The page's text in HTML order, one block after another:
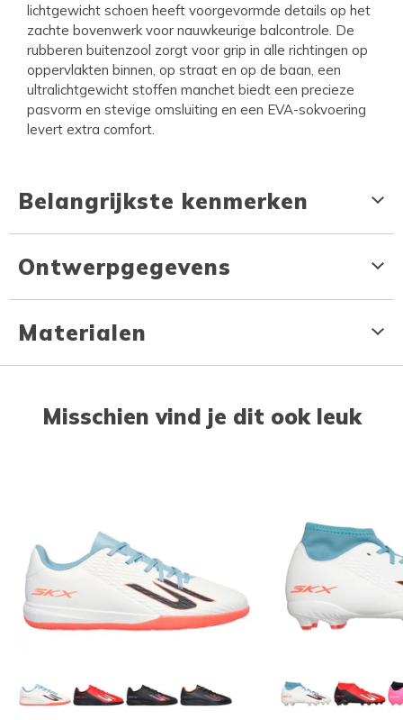
lichtgewicht schoen heeft voorgevormde details op het
zachte bovenwerk voor nauwkeurige balcontrole. De
rubberen buitenzool zorgt voor grip in alle richtingen op
oppervlakten binnen, op straat en op de baan, een
ultralichtgewicht stoffen manchet biedt een precieze
pasvorm en stevige omsluiting en een EVA-sokvoering
levert extra comfort.
Belangrijkste kenmerken
Ontwerpgegevens
Materialen
Misschien vind je dit ook leuk